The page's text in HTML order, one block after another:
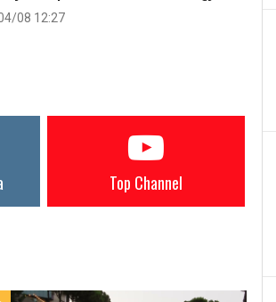
08 12:27
Top Channel